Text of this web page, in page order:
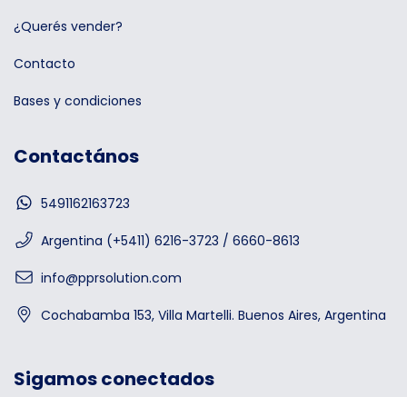
¿Querés vender?
Contacto
Bases y condiciones
Contactános
5491162163723
Argentina (+5411) 6216-3723 / 6660-8613
info@pprsolution.com
Cochabamba 153, Villa Martelli. Buenos Aires, Argentina
Sigamos conectados